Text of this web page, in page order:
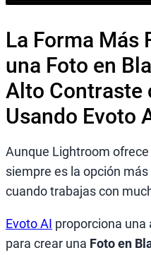
La Forma Más
una Foto en
Alto Contraste
Usando Evoto
Aunque Lightroom
siempre es la opción
cuando trabajas con
Evoto AI proporciona
para crear una Foto en